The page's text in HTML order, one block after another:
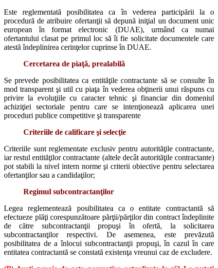
Este reglementată posibilitatea ca în vederea participării la o
procedură de atribuire ofertanţii să depună iniţial un document unic
european în format electronic (DUAE), urmând ca numai
ofertantului clasat pe primul loc să îi fie solicitate documentele care
atestă îndeplinirea cerinţelor cuprinse în DUAE.
Cercetarea de piaţă, prealabilă
Se prevede posibilitatea ca entităţile contractante să se consulte în
mod transparent şi util cu piaţa în vederea obţinerii unui răspuns cu
privire la evoluţiile cu caracter tehnic şi financiar din domeniul
achiziţiei sectoriale pentru care se intenţionează aplicarea unei
proceduri publice competitive şi transparente
Criteriile de calificare şi selecţie
Criteriile sunt reglementate exclusiv pentru autorităţile contractante,
iar restul entităţilor contractante (altele decât autorităţile contractante)
pot stabili la nivel intern norme şi criterii obiective pentru selectarea
ofertanţilor sau a candidaţilor;
Regimul subcontractanţilor
Legea reglementează posibilitatea ca o entitate contractantă să
efectueze plăţi corespunzătoare părţii/părţilor din contract îndeplinite
de către subcontractanţii propuşi în ofertă, la solicitarea
subcontractanţilor respectivi. De asemenea, este prevăzută
posibilitatea de a înlocui subcontractanţii propuşi, în cazul în care
entitatea contractantă se constată existenţa vreunui caz de excludere.